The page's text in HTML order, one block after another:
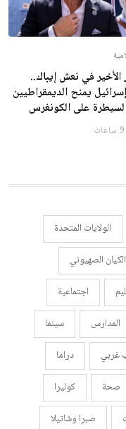
الأخير في نعش إيباك..
يمنح الديمقراطيين
على الكونغرس
الولايات المتحدة
الكيان الصهيوني
اجتماعية
المدارس
سينما
غربي
دراما
صحة
كوليرا
صبرا وشاتيلا